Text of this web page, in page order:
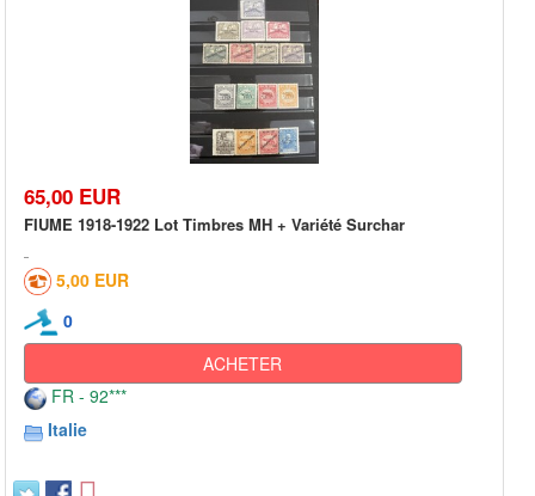
65,00 EUR
FIUME 1918-1922 Lot Timbres MH + Variété Surchar
5,00 EUR
0
ACHETER
FR - 92***
Italie